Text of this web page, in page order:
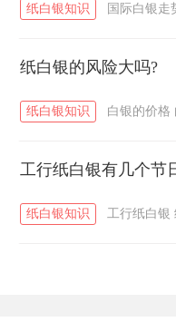
纸白银知识 国际白银走
纸白银的风险大吗?
纸白银知识 白银的价格
工行纸白银有几个节
纸白银知识 工行纸白银